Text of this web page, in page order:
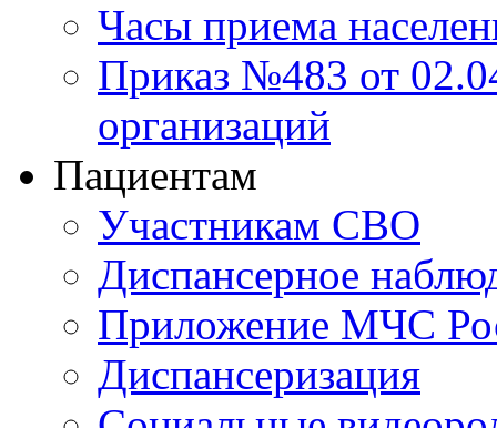
Часы приема
Приказ №483 от
организаций
Пациентам
Участникам СВО
Диспансерное
Приложение МЧС
Диспансеризация